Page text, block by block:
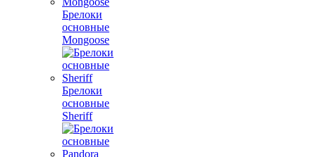
Брелоки
основные
Mongoose
Брелоки
основные
Sheriff